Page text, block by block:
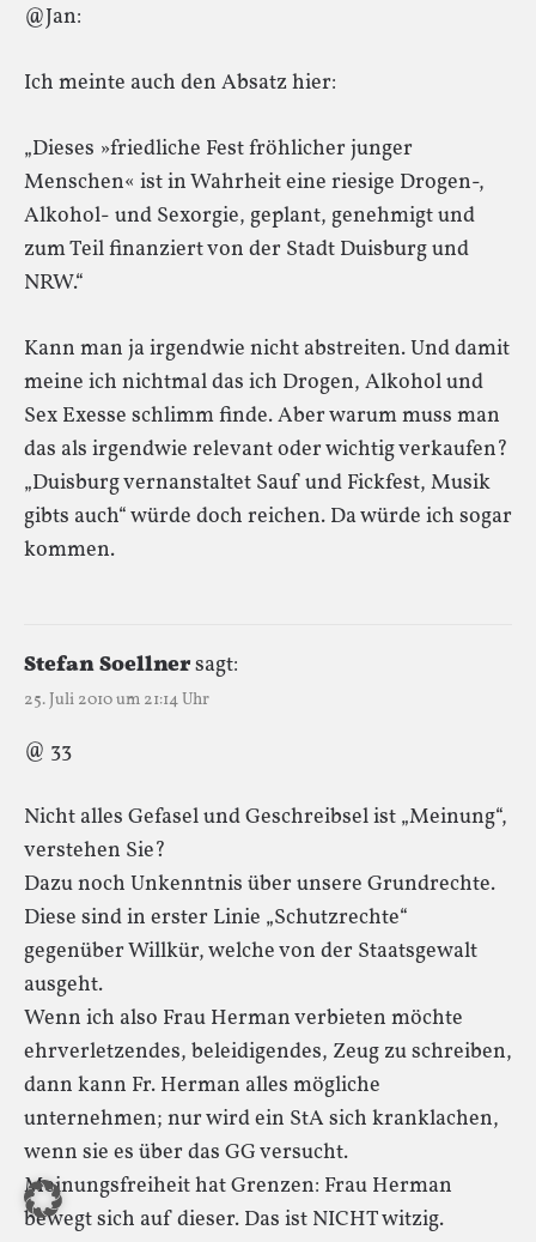
@Jan:
Ich meinte auch den Absatz hier:
„Dieses »friedliche Fest fröhlicher junger
Menschen« ist in Wahrheit eine riesige Drogen-,
Alkohol- und Sexorgie, geplant, genehmigt und
zum Teil finanziert von der Stadt Duisburg und
NRW.“
Kann man ja irgendwie nicht abstreiten. Und damit
meine ich nichtmal das ich Drogen, Alkohol und
Sex Exesse schlimm finde. Aber warum muss man
das als irgendwie relevant oder wichtig verkaufen?
„Duisburg vernanstaltet Sauf und Fickfest, Musik
gibts auch“ würde doch reichen. Da würde ich sogar
kommen.
Stefan Soellnersagt:
25. Juli 2010 um 21:14 Uhr
@ 33
Nicht alles Gefasel und Geschreibsel ist „Meinung“,
verstehen Sie?
Dazu noch Unkenntnis über unsere Grundrechte.
Diese sind in erster Linie „Schutzrechte“
gegenüber Willkür, welche von der Staatsgewalt
ausgeht.
Wenn ich also Frau Herman verbieten möchte
ehrverletzendes, beleidigendes, Zeug zu schreiben,
dann kann Fr. Herman alles mögliche
unternehmen; nur wird ein StA sich kranklachen,
wenn sie es über das GG versucht.
Meinungsfreiheit hat Grenzen: Frau Herman
bewegt sich auf dieser. Das ist NICHT witzig.